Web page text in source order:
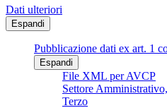
Dati ulteriori
Espandi
Pubblicazione dati ex art. 1
Espandi
File XML per AVCP
Settore
Terzo